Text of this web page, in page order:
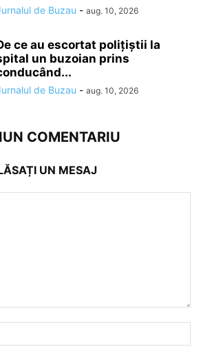
de Buzau - aug. 10, 2026
ce au escortat polițiștii la
un buzoian prins
de Buzau - aug. 10, 2026
COMENTARIU
UN MESAJ